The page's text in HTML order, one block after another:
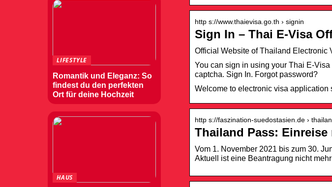
http s://www.thaievisa.go.th › signin
Sign In – Thai E-Visa
Official Website of Thailand Electronic
You can sign in using your Thai E-
captcha. Sign In. Forgot password?
Welcome to electronic visa application
http s://faszination-suedostasien.de ›
Thailand Pass: Einreise
Vom 1. November 2021 bis zum 30.
Aktuell ist eine Beantragung nicht
LIFESTYLE
Romantik und Eleganz: So
findest du den perfekten
Ort für deine Hochzeit
HAUS